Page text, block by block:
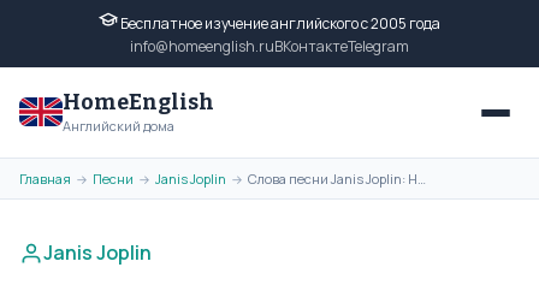
Бесплатное изучение английского с 2005 года
info@homeenglish.ruВКонтактеTelegram
HomeEnglish
Английский дома
Главная → Песни → Janis Joplin → Слова песни Janis Joplin: Hi Heel Sneakers на английском языке
Janis Joplin